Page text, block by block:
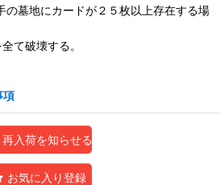
の墓地にカードが２５枚以上存在する場
て破壊する。
項
再入荷を知らせる
お気に入り登録